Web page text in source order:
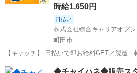
時給1,650円
日払い
株式会社綜合キャリアオプシ
町田市
【キャッチ】 日払いで即お給料GET／製造
要／自宅で完結WEB応募／町田市周辺 【コメント】 製造のお仕事を
東京 その他
◆チャイハネ◆販売ス